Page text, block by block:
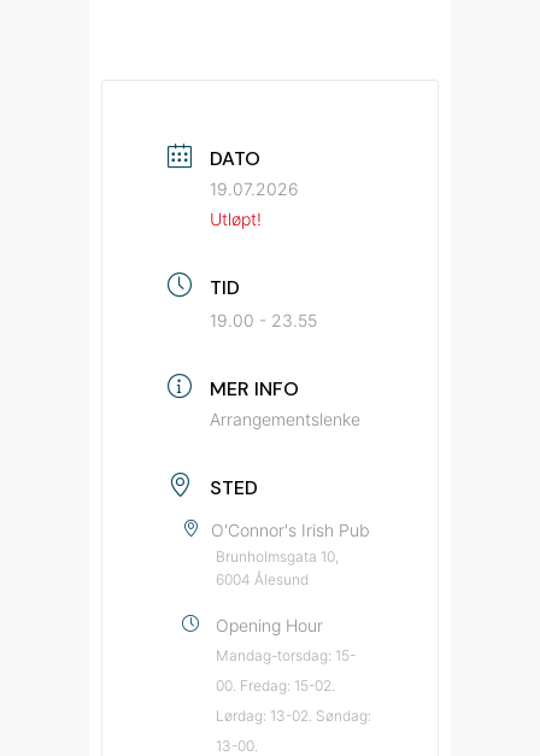
DATO
19.07.2026
Utløpt!
TID
19.00 - 23.55
MER INFO
Arrangementslenke
STED
O'Connor's Irish Pub
Brunholmsgata 10,
6004 Ålesund
Opening Hour
Mandag-torsdag: 15-
00. Fredag: 15-02.
Lørdag: 13-02. Søndag:
13-00.